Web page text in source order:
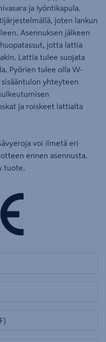
ja lyöntikapula.
joten lankun
Asennuksen jälkeen
jotta lattia
Lattia tulee suojata
Pyörien tulee olla W-
sisääntulon yhteyteen
ja roiskeet lattialta
voi ilmetä eri
ennen asennusta.
tuote.